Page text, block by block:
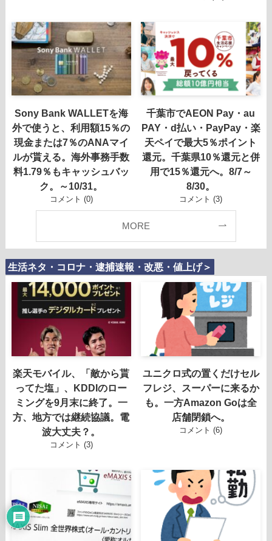
Sony Bank WALLETを海
外で使うと、利用額15％の
現金または7％のANAマイ
ルが貰える。海外事務手数
料1.79％もキャッシュバッ
ク。～10/31。
コメント (0)
千葉市でAEON Pay・au
PAY・d払い・PayPay・楽
天ペイで最大5％ポイント
還元。千葉県10％還元と併
用で15％還元へ。8/7～
8/30。
コメント (3)
MORE
生活ネタ・コロナ・逮捕速報・改悪・値上げ＞
楽天モバイル、「敵から貰
ってた塩」、KDDIのロー
ミングを9月末に終了。一
方、地方では継続協議。電
波大丈夫？。
コメント (3)
ユニクロ式の置くだけセル
フレジ、スーパーに来るか
も。一方Amazon Goは全
店舗閉鎖へ。
コメント (6)